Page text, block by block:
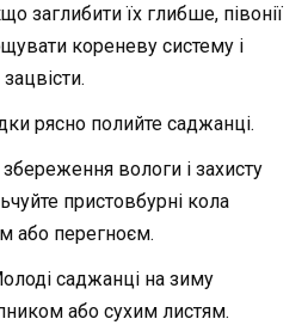
заглибити їх глибше, півонії
кореневу систему і
рясно полийте саджанці.
вологи і захисту
пристовбурні кола
або перегноєм.
саджанці на зиму
або сухим листям.